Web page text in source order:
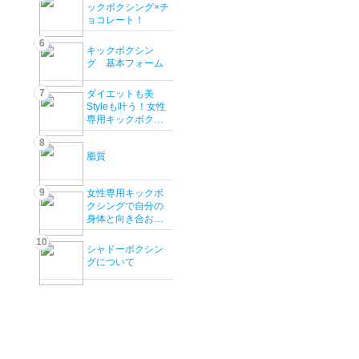
ックボクシング×チ
ョコレート！
6
キックボクシン
グ 基本フォーム
7
ダイエットも美
Styleも叶う！女性
専用キックボクシ
ングジム「ベルサ
由
8
脂質
9
女性専用キックボ
クシングで自分の
身体と向き合お
う！
10
シャドーボクシン
グについて